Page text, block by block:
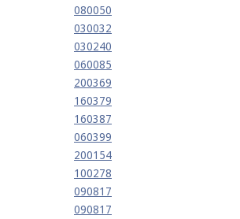
080050
030032
030240
060085
200369
160379
160387
060399
200154
100278
090817
090817